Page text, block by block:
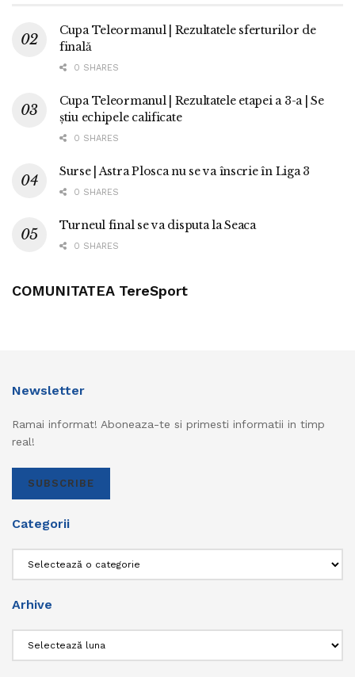
Cupa Teleormanul | Rezultatele sferturilor de
finală
0 SHARES
Cupa Teleormanul | Rezultatele etapei a 3-a | Se
știu echipele calificate
0 SHARES
Surse | Astra Plosca nu se va înscrie în Liga 3
0 SHARES
Turneul final se va disputa la Seaca
0 SHARES
COMUNITATEA TereSport
Newsletter
Ramai informat! Aboneaza-te si primesti informatii in timp
real!
SUBSCRIBE
Categorii
Arhive